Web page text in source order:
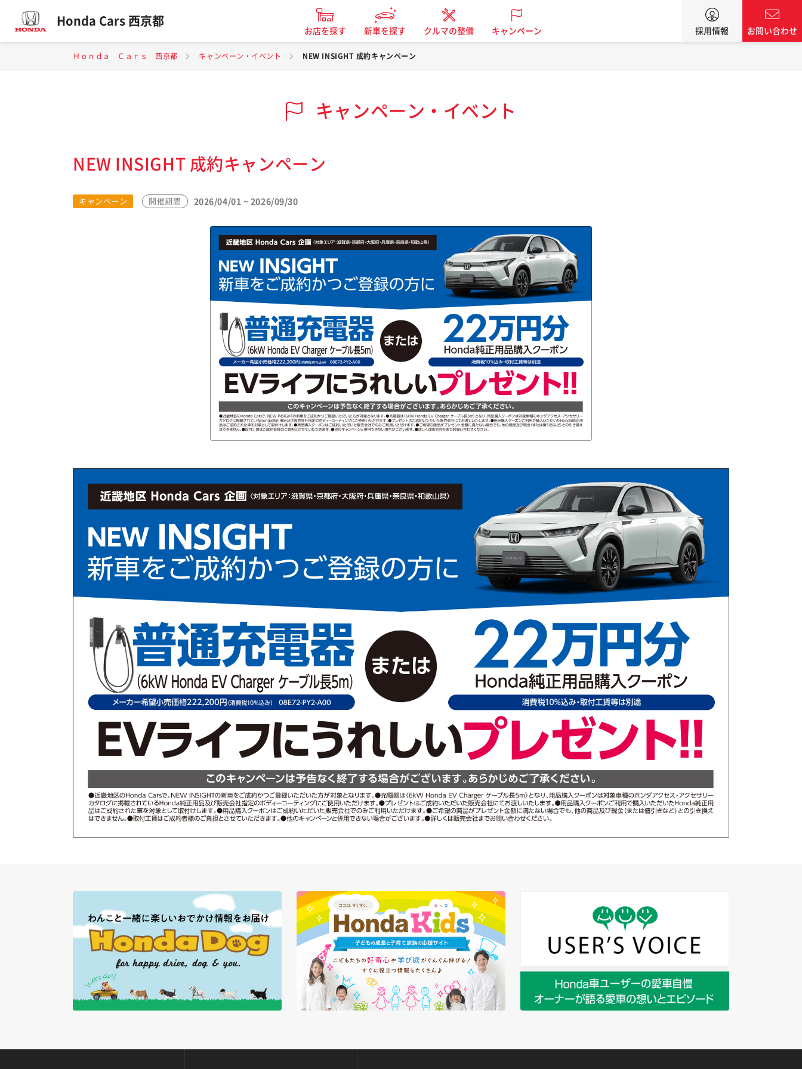
Honda Cars 西京都
お店を探す 新車を探す クルマの整備 キャンペーン 採用情報 お問い合わせ
Ｈｏｎｄａ Ｃａｒｓ 西京都 キャンペーン・イベント NEW INSIGHT 成約キャンペーン
キャンペーン・イベント
NEW INSIGHT 成約キャンペーン
キャンペーン 開催期間 2026/04/01 ~ 2026/09/30